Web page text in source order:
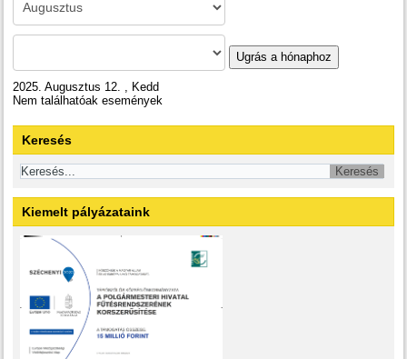
Ugrás a hónaphoz
2025. Augusztus 12. , Kedd
Nem találhatóak események
Keresés
Kiemelt pályázataink